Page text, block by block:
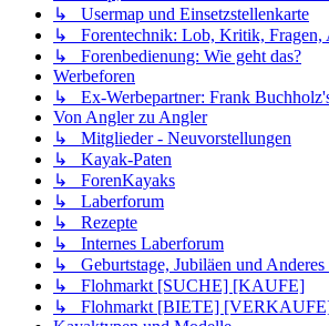
↳ Usermap und Einsetzstellenkarte
↳ Forentechnik: Lob, Kritik, Fragen,
↳ Forenbedienung: Wie geht das?
Werbeforen
↳ Ex-Werbepartner: Frank
Von Angler zu Angler
↳ Mitglieder - Neuvorstellungen
↳ Kayak-Paten
↳ ForenKayaks
↳ Laberforum
↳ Rezepte
↳ Internes Laberforum
↳ Geburtstage, Jubiläen und Anderes
↳ Flohmarkt [SUCHE] [KAUFE]
↳ Flohmarkt [BIETE]